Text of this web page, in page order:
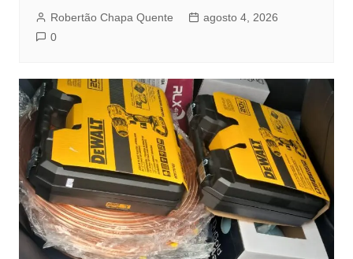
Robertão Chapa Quente
agosto 4, 2026
0